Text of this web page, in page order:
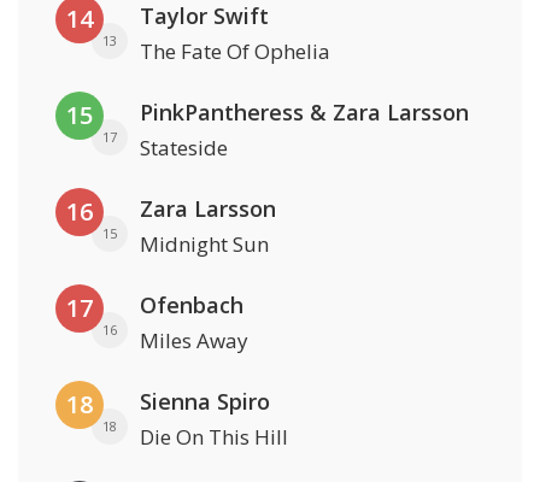
14
13
Taylor Swift
The Fate Of Ophelia
15
17
PinkPantheress & Zara Larsson
Stateside
16
15
Zara Larsson
Midnight Sun
17
16
Ofenbach
Miles Away
18
18
Sienna Spiro
Die On This Hill